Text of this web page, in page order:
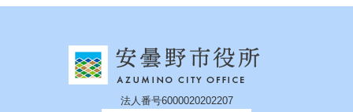
法人番号6000020202207